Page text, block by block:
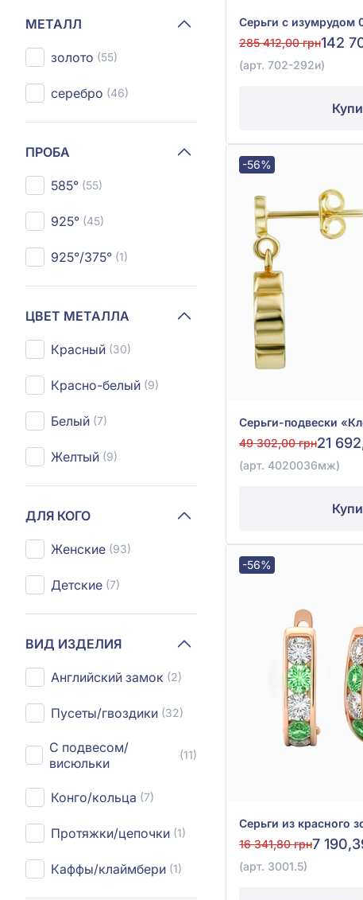
МЕТАЛЛ
золото (55)
серебро (46)
ПРОБА
585° (55)
925° (45)
925°/375° (1)
ЦВЕТ МЕТАЛЛА
Красный (30)
Красно-белый (9)
Белый (7)
Желтый (9)
ДЛЯ КОГО
Женские (93)
Детские (7)
ВИД ИЗДЕЛИЯ
Aнглийский замок (2)
Пусеты/гвоздики (32)
С подвесом/
висюльки
(11)
Конго/кольца (7)
Протяжки/цепочки (1)
Каффы/клаймбери (1)
285 412,00 грн142
(арт. 702-292и)
-56%
49 302,00 грн21
(арт. 4020036мж)
-56%
16 341,80 грн7
(арт. 3001.5)